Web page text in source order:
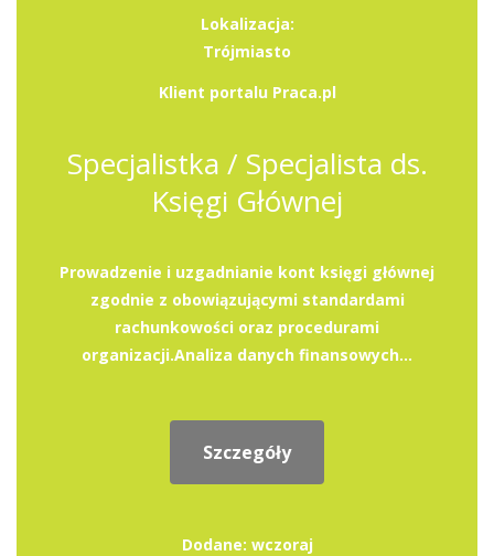
Lokalizacja:
Trójmiasto
Klient portalu Praca.pl
Specjalistka / Specjalista ds.
Księgi Głównej
Prowadzenie i uzgadnianie kont księgi głównej
zgodnie z obowiązującymi standardami
rachunkowości oraz procedurami
organizacji.Analiza danych finansowych...
Szczegóły
Dodane: wczoraj